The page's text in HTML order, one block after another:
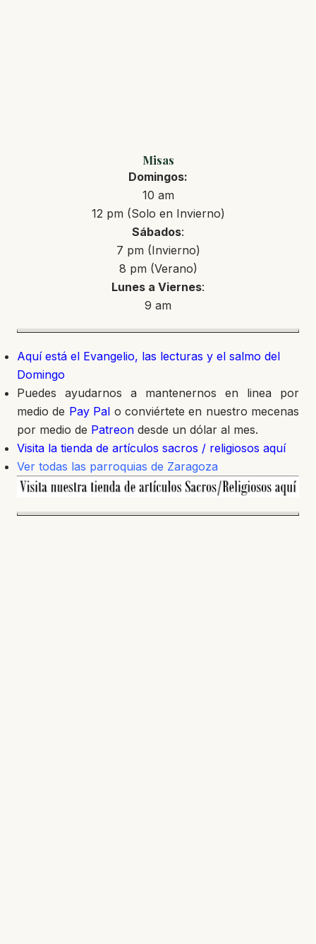
Misas
Domingos:
10 am
12 pm (Solo en Invierno)
Sábados:
7 pm (Invierno)
8 pm (Verano)
Lunes a Viernes:
9 am
Aquí está el Evangelio, las lecturas y el salmo del
Domingo
Puedes ayudarnos a mantenernos en linea por
medio de Pay Pal o conviértete en nuestro mecenas
por medio de Patreon desde un dólar al mes.
Visita la tienda de artículos sacros / religiosos aquí
Ver todas las parroquias de Zaragoza